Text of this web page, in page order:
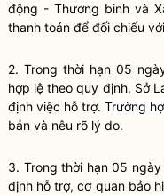
động - Thương binh và
thanh toán để đối chiếu
2. Trong thời hạn 05
hợp lệ theo quy định, Sở
định việc hỗ trợ. Trường
bản và nêu rõ lý do.
3. Trong thời hạn 05
định hỗ trợ, cơ quan bảo